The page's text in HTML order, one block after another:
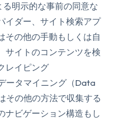
明示的な事前の同意な
イダー、サイト検索アプ
その他の手動もしくは自
サイトのコンテンツを検
レイピング
ータマイニング（Data
その他の方法で収集する
ナビゲーション構造もし